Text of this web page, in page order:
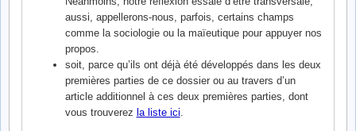
aussi, appellerons-nous, parfois, certains champs
comme la sociologie ou la maïeutique pour appuyer nos
propos.
soit, parce qu’ils ont déjà été développés dans les deux
premières parties de ce dossier ou au travers d’un
article additionnel à ces deux premières parties, dont
vous trouverez la liste ici.